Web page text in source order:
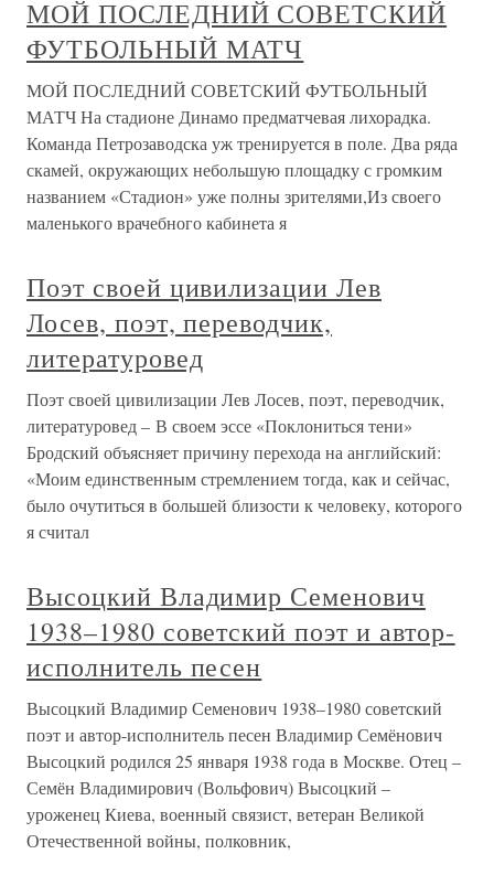
МОЙ ПОСЛЕДНИЙ СОВЕТСКИЙ
ФУТБОЛЬНЫЙ МАТЧ
МОЙ ПОСЛЕДНИЙ СОВЕТСКИЙ ФУТБОЛЬНЫЙ
МАТЧ На стадионе Динамо предматчевая лихорадка.
Команда Петрозаводска уж тренируется в поле. Два ряда
скамей, окружающих небольшую площадку с громким
названием «Стадион» уже полны зрителями,Из своего
маленького врачебного кабинета я
Поэт своей цивилизации Лев
Лосев, поэт, переводчик,
литературовед
Поэт своей цивилизации Лев Лосев, поэт, переводчик,
литературовед – В своем эссе «Поклониться тени»
Бродский объясняет причину перехода на английский:
«Моим единственным стремлением тогда, как и сейчас,
было очутиться в большей близости к человеку, которого
я считал
Высоцкий Владимир Семенович
1938–1980 советский поэт и автор-
исполнитель песен
Высоцкий Владимир Семенович 1938–1980 советский
поэт и автор-исполнитель песен Владимир Семёнович
Высоцкий родился 25 января 1938 года в Москве. Отец –
Семён Владимирович (Вольфович) Высоцкий –
уроженец Киева, военный связист, ветеран Великой
Отечественной войны, полковник,